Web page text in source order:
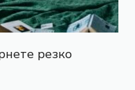
резко